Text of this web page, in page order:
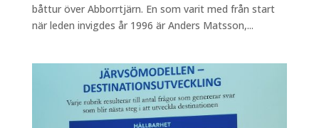
båttur över Abborrtjärn. En som varit med från start
när leden invigdes år 1996 är Anders Matsson,...